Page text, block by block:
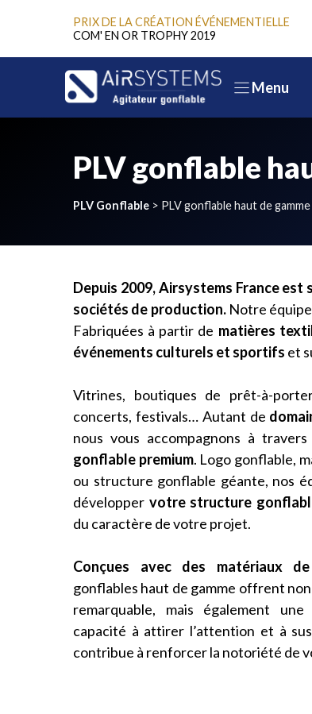
PRIX DE LA CRÉATION ÉVÉNEMENTIELLE
COM' EN OR TROPHY 2019
Menu
PLV gonflable
PLV Gonflable > PLV gonflable haut de gamme
Depuis 2009, Airsystems France
sociétés de production.Notre équipe
Fabriquées à partir de matières
événements culturels et sportifs et
Vitrines, boutiques de prêt-à-
concerts, festivals… Autant de
nous vous accompagnons à
gonflable premium. Logo gonflable,
ou structure gonflable géante, nos
développer votre structure
du caractère de votre projet.
Conçues avec des matériaux
gonflables haut de gamme offrent
remarquable, mais également
capacité à attirer l’attention et à
contribue à renforcer la notoriété de